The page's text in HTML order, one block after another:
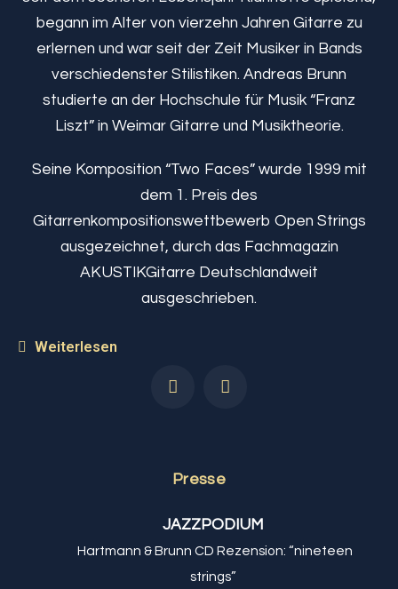
begann im Alter von vierzehn Jahren Gitarre zu
erlernen und war seit der Zeit Musiker in Bands
verschiedenster Stilistiken. Andreas Brunn
studierte an der Hochschule für Musik “Franz
Liszt” in Weimar Gitarre und Musiktheorie.
Seine Komposition “Two Faces” wurde 1999 mit
dem 1. Preis des
Gitarrenkompositionswettbewerb Open Strings
ausgezeichnet, durch das Fachmagazin
AKUSTIKGitarre Deutschlandweit
ausgeschrieben.
Weiterlesen
Presse
JAZZPODIUM
Hartmann & Brunn CD Rezension: “nineteen
strings”